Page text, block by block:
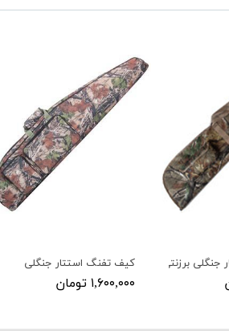
کیف تفنگ استتار جنگلی
۱,۶۰۰,۰۰۰ تومان
برزنتی